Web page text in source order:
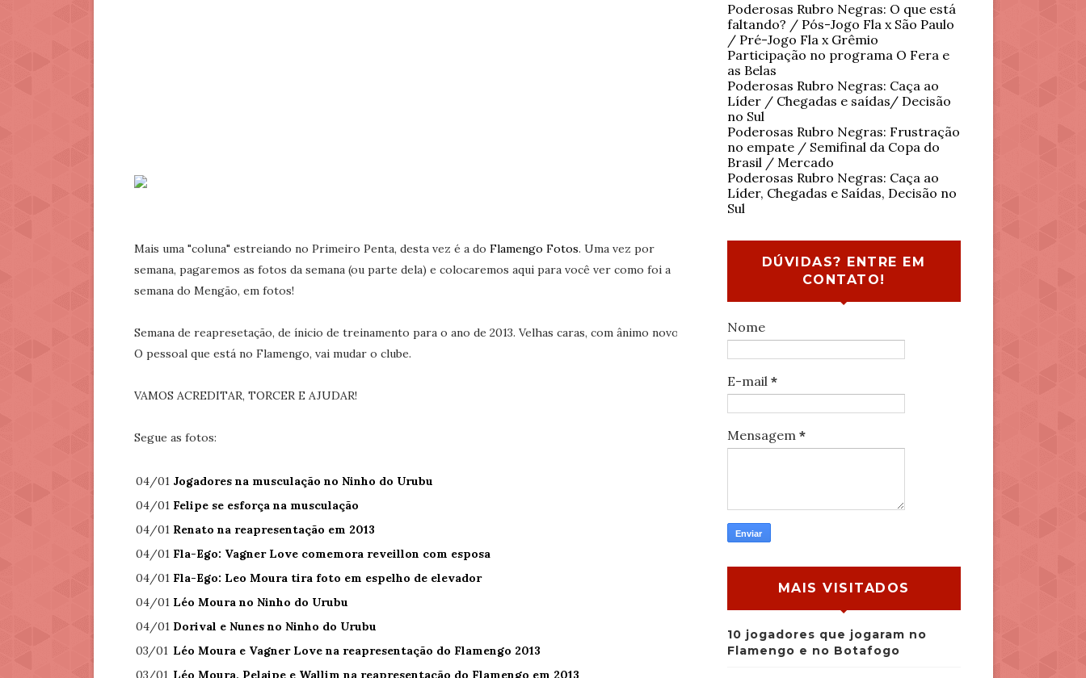
Mais uma "coluna" estreiando no Primeiro Penta, desta vez é a do Flamengo Fotos. Uma vez por
semana, pagaremos as fotos da semana (ou parte dela) e colocaremos aqui para você ver como foi a
semana do Mengão, em fotos!
Semana de reapresetação, de ínicio de treinamento para o ano de 2013. Velhas caras, com ânimo novo.
O pessoal que está no Flamengo, vai mudar o clube.
VAMOS ACREDITAR, TORCER E AJUDAR!
Segue as fotos:
04/01 Jogadores na musculação no Ninho do Urubu
04/01 Felipe se esforça na musculação
04/01 Renato na reapresentação em 2013
04/01 Fla-Ego: Vagner Love comemora reveillon com esposa
04/01 Fla-Ego: Leo Moura tira foto em espelho de elevador
04/01 Léo Moura no Ninho do Urubu
04/01 Dorival e Nunes no Ninho do Urubu
03/01 Léo Moura e Vagner Love na reapresentação do Flamengo 2013
03/01 Léo Moura, Pelaipe e Wallim na reapresentação do Flamengo em 2013
Poderosas Rubro Negras: O que está
faltando? / Pós-Jogo Fla x São Paulo
/ Pré-Jogo Fla x Grêmio
Participação no programa O Fera e
as Belas
Poderosas Rubro Negras: Caça ao
Líder / Chegadas e saídas/ Decisão
no Sul
Poderosas Rubro Negras: Frustração
no empate / Semifinal da Copa do
Brasil / Mercado
Poderosas Rubro Negras: Caça ao
Líder, Chegadas e Saídas, Decisão no
Sul
DÚVIDAS? ENTRE EM
CONTATO!
Nome
E-mail *
Mensagem *
MAIS VISITADOS
10 jogadores que jogaram no
Flamengo e no Botafogo